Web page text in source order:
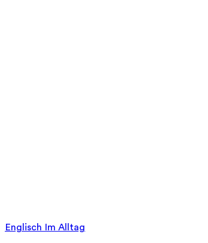
Englisch Im Alltag